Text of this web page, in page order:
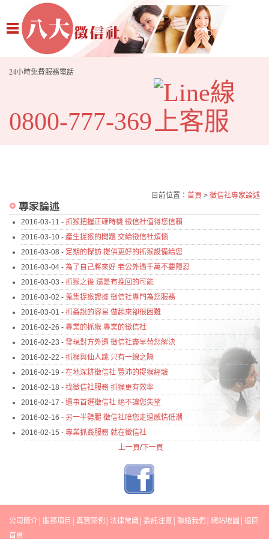
24小時免費服務電話
0800-777-369
目前位置： 首頁 > 徵信社專家論述
2016-03-11 - 抓猴把握正確時機 徵信社值得您信賴
2016-03-10 - 產生捉猴的問題 交給徵信社煩惱
2016-03-08 - 定期的探訪 提供更好的抓猴設備給您
2016-03-04 - 為了自己將來好 老公外遇千萬不要隱忍
2016-03-03 - 抓猴之後 還是有挽回的可能
2016-03-02 - 蒐集捉猴證據 徵信社專門為您服務
2016-03-01 - 抓姦說的容易 做起來卻很困難
2016-02-26 - 專業的抓猴 專業的徵信社
2016-02-23 - 發現對方外遇 徵信社盡早替您解決
2016-02-22 - 抓猴與仙人跳 只有一線之隔
2016-02-19 - 在地深耕徵信社 豐沛的捉猴經驗
2016-02-18 - 找徵信社服務 抓猴更有效率
2016-02-17 - 遇事首選徵信社 絕不讓您失望
2016-02-16 - 另一半劈腿 徵信社陪您走過感情低潮
2016-02-15 - 專業抓姦服務 就在徵信社
上一頁/下一頁
公司簡介 服務項目 真實案例 法律常識 委託注意 聯絡我們 網站地圖
返回
首頁